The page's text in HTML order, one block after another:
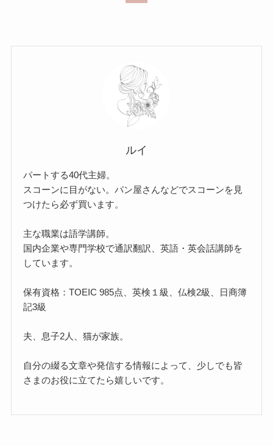
ルイ
パートする40代主婦。
スコーンに目がない。パン屋さんなどでスコーンを見
つけたら必ず買います。
主な職業は語学講師。
国内企業や専門学校で通訳翻訳、英語・英会話講師を
しています。
保有資格：TOEIC 985点、英検１級、仏検2級、日商簿
記3級
夫、息子2人、猫が家族。
自分の綴る文章や発信する情報によって、少しでも皆
さまのお役に立てたら嬉しいです。